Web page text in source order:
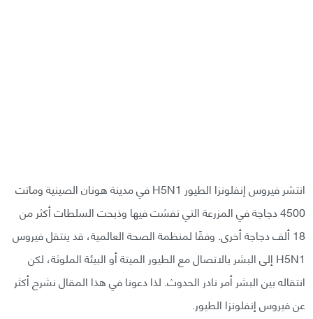
انتشر فيروس إنفلونزا الطيور H5N1 في مدينة هونان الصينية وماتت
4500 دجاجة في المزرعة التي تفشت فيها وذبحت السلطات أكثر من
18 ألف دجاجة أخرى. وفقًا لمنظمة الصحة العالمية، قد ينتقل فيروس
H5N1 إلى البشر بالاتصال مع الطيور الميتة أو البيئة الملوثة، لكن
انتقاله بين البشر أمر نادر الحدوث. لذا دعونا في هذا المقال نشرح أكثر
عن فيروس إنفلونزا الطيور.